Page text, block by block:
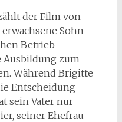
der Film von
Sohn
Betrieb
Ausbildung zum
Während Brigitte
Entscheidung
sein Vater nur
seiner Ehefrau